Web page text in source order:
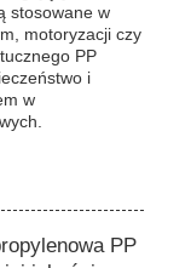
stosowane w
motoryzacji czy
PP
i
w
PP